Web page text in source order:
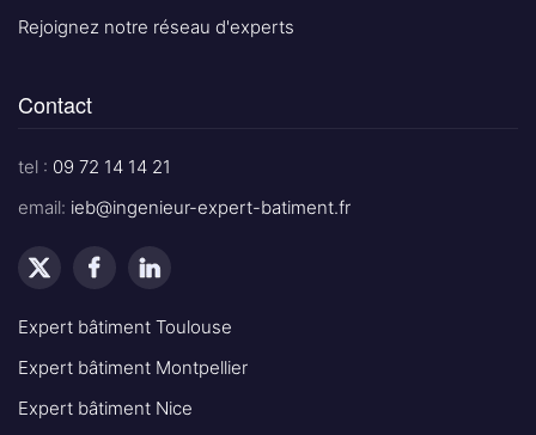
Rejoignez notre réseau d'experts
Contact
tel : 09 72 14 14 21
email: ieb@ingenieur-expert-batiment.fr
Expert bâtiment Toulouse
Expert bâtiment Montpellier
Expert bâtiment Nice